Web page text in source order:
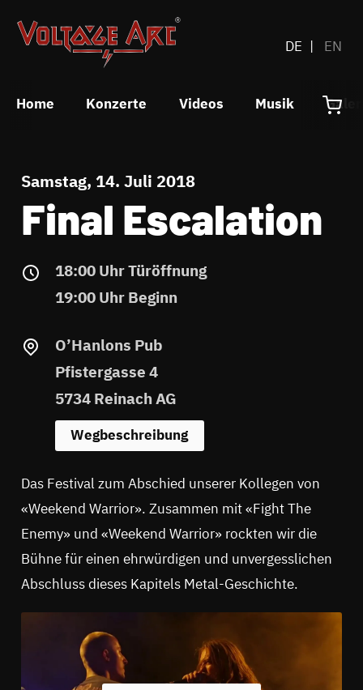
DE EN
Home Konzerte Videos Musik
Samstag, 14. Juli 2018
Final Escalation
18:00 Uhr Türöffnung
19:00 Uhr Beginn
O’Hanlons Pub
Pfistergasse 4
5734 Reinach AG
Wegbeschreibung
Das Festival zum Abschied unserer Kollegen von
«Weekend Warrior». Zusammen mit «Fight The
Enemy» und «Weekend Warrior» rockten wir die
Bühne für einen ehrwürdigen und unvergesslichen
Abschluss dieses Kapitels Metal-Geschichte.